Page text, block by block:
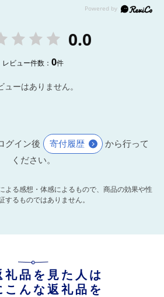
0.0
レビュー件数：0件
ューはありません。
グイン後 寄付履歴
から行って
ください。
よる感想・体感によるもので、商品の効果や性
するものではありません。
礼品を見た人は
こんな返礼品を